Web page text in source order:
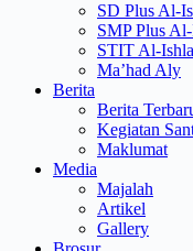
SD Plus Al-
SMP Plus
STIT Al-
Ma’had Aly
Berita
Berita
Kegiatan
Maklumat
Media
Majalah
Artikel
Gallery